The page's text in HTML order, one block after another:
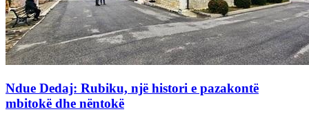
Ndue Dedaj: Rubiku, një histori e pazakontë
mbitokë dhe nëntokë